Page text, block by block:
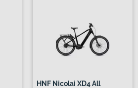
HNF Nicolai XD4 All